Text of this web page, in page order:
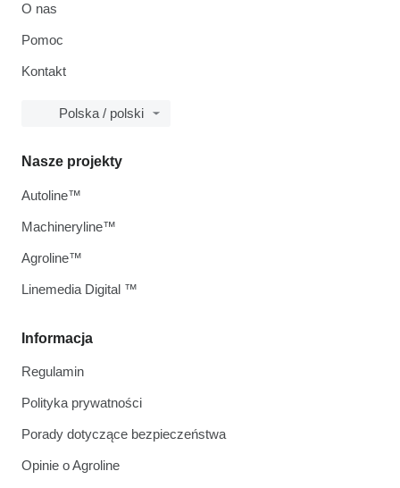
O nas
Pomoc
Kontakt
Polska / polski
Informacja
Regulamin
Polityka prywatności
Porady dotyczące bezpieczeństwa
Opinie o Agroline
Nasze projekty
Autoline™
Machineryline™
Agroline™
Linemedia Digital ™